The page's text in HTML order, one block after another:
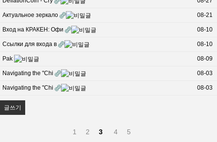
Актуальное зеркало 08-21
Вход на КРАКЕН: Офи 08-10
Ссылки для входа в 08-10
Раk 08-09
Navigating the "Chi 08-03
Navigating the "Chi 08-03
글쓰기
1 2 3 4 5